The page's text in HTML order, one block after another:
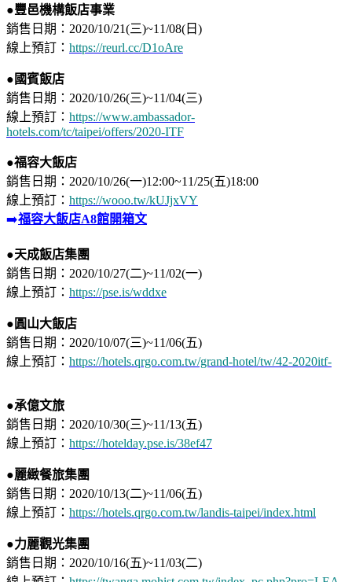
●豐邑機構飯店事業
銷售日期：2020/10/21(三)~11/08(日)⁣
線上預訂： https://reurl.cc/D1oAre
●國賓飯店
銷售日期：2020/10/26(三)~11/04(三)⁣
線上預訂： https://www.ambassador-
hotels.com/tc/taipei/offers/2020-ITF
●福容大飯店
銷售日期：2020/10/26(一)12:00~11/25(五)18:00
線上預訂： https://wooo.tw/kUJjxVY
➡️福容大飯店A8館開箱文
●天成飯店集團
銷售日期：2020/10/27(二)~11/02(一)
​線上預訂： https://pse.is/wddxe
● 圓山大飯店
銷售日期：2020/10/07(三)~11/06(五)
線上預訂： https://hotels.qrgo.com.tw/grand-hotel/tw/42-2020itf-
●承億文旅
銷售日期：2020/10/30(三)~11/13(五)
線上預訂： https://hotelday.pse.is/38ef47
●麗緻餐旅集團
銷售日期：2020/10/13(二)~11/06(五)​
​線上預訂： https://hotels.qrgo.com.tw/landis-taipei/index.html
●力麗觀光集團
銷售日期：2020/10/16(五)~11/03(二)⁣